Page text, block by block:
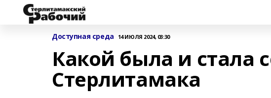
Доступная среда 14 ИЮЛЯ 2024, 03:30
Какой была и стала
Стерлитамака